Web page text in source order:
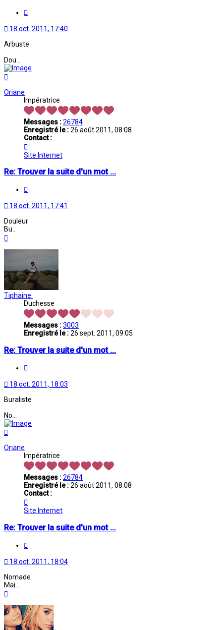
18 oct. 2011, 17:40
Arbuste
Dou...
Oriane
Impératrice
Messages :26784
Enregistré le :26 août 2011, 08:08
Contact :
Oriane
Site Internet
Re: Trouver la suite d'un mot ...
18 oct. 2011, 17:41
Douleur
Bu..
Tiphaine.
Duchesse
Messages :3003
Enregistré le :26 sept. 2011, 09:05
Re: Trouver la suite d'un mot ...
18 oct. 2011, 18:03
Buraliste
No...
Oriane
Impératrice
Messages :26784
Enregistré le :26 août 2011, 08:08
Contact :
Oriane
Site Internet
Re: Trouver la suite d'un mot ...
18 oct. 2011, 18:04
Nomade
Mai...